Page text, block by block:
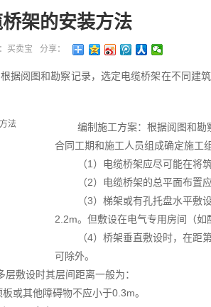
架的安装方法
买卖宝 分享：
据阅图和勘察记录，选定电缆桥架在不同建
编制施工方案：根据阅图和
合同工期和施工人员组成确定施工
（1）电缆桥架应尽可能在将
（2）电缆桥架的总平面布置
（3）梯架或有孔托盘水平
2.2m。但敷设在电气专用房间（
（4）桥架垂直敷设时，在
可除外。
层敷设时其层间距离一般为：
或其他障碍物不应小于0.3m。